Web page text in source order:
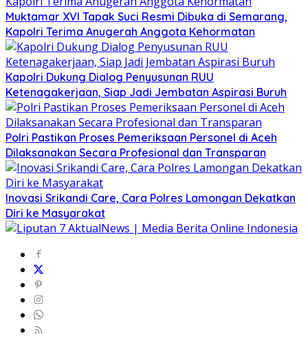
Muktamar XVI Tapak Suci Resmi Dibuka di Semarang,
Kapolri Terima Anugerah Anggota Kehormatan
Kapolri Dukung Dialog Penyusunan RUU
Ketenagakerjaan, Siap Jadi Jembatan Aspirasi Buruh
Polri Pastikan Proses Pemeriksaan Personel di Aceh
Dilaksanakan Secara Profesional dan Transparan
Inovasi Srikandi Care, Cara Polres Lamongan Dekatkan
Diri ke Masyarakat